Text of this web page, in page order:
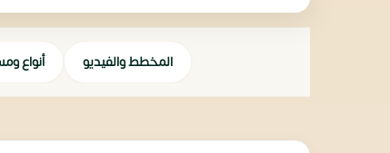
المخطط والفيديو أنواع